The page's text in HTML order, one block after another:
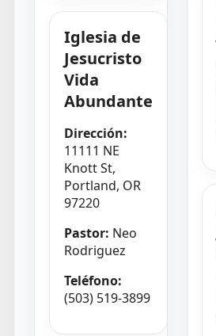
Iglesia de
Jesucristo
Vida
Abundante
Dirección:
11111 NE
Knott St,
Portland, OR
97220
Pastor: Neo
Rodriguez
Teléfono:
(503) 519-3899